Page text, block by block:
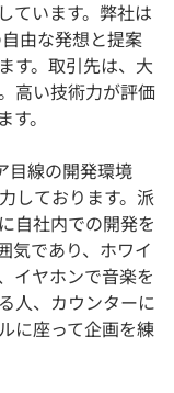
ています。弊社は
由な発想と提案
す。取引先は、大
高い技術力が評価
。
線の開発環境
しております。派
自社内での開発を
気であり、ホワイ
イヤホンで音楽を
人、カウンターに
に座って企画を練